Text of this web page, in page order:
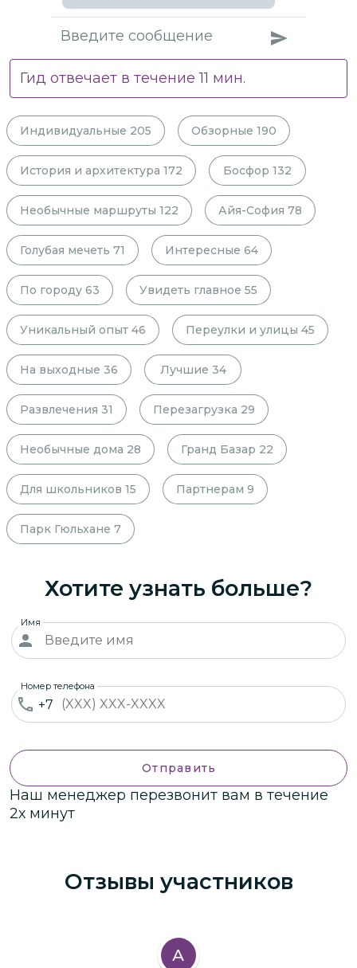
Гид отвечает в течение11 мин.
Индивидуальные 205 Обзорные 190
История и архитектура 172 Босфор 132
Необычные маршруты 122 Айя-София 78
Голубая мечеть 71 Интересные 64
По городу 63 Увидеть главное 55
Уникальный опыт 46 Переулки и улицы 45
На выходные 36 Лучшие 34
Развлечения 31 Перезагрузка 29
Необычные дома 28 Гранд Базар 22
Для школьников 15 Партнерам 9
Парк Гюльхане 7
Хотите узнать больше?
Имя
+7
Номер телефона
Отправить
Наш менеджер перезвонит вам в течение
2х минут
Отзывы участников
А